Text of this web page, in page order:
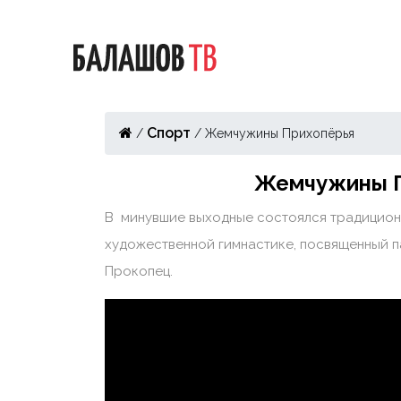
/ Спорт / Жемчужины Прихопёрья
Жемчужины
В минувшие выходные состоялся
художественной гимнастике, посвященный
Прокопец.